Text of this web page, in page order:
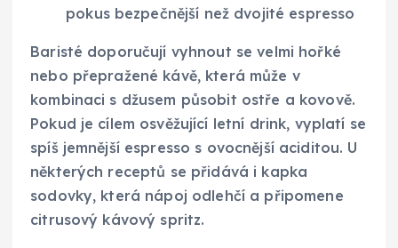
pokus bezpečnější než dvojité espresso
Baristé doporučují vyhnout se velmi hořké
nebo přepražené kávě, která může v
kombinaci s džusem působit ostře a kovově.
Pokud je cílem osvěžující letní drink, vyplatí se
spíš jemnější espresso s ovocnější aciditou. U
některých receptů se přidává i kapka
sodovky, která nápoj odlehčí a připomene
citrusový kávový spritz.